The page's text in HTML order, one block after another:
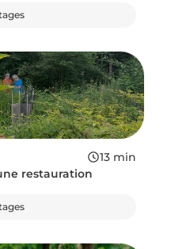
restauration
13 min